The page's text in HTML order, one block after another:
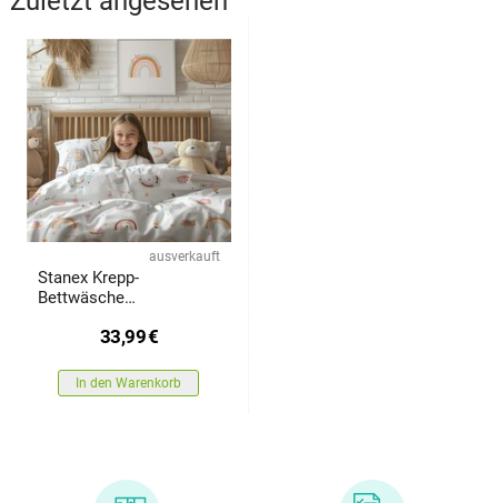
ausverkauft
Stanex Krepp-
Bettwäsche
cm, 70 x 90 cm
33,99€
In den Warenkorb